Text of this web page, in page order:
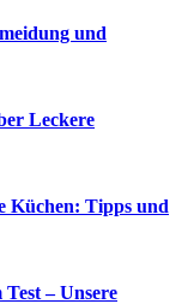
und
Leckere
Küchen: Tipps und
– Unsere